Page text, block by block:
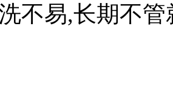
不易,长期不